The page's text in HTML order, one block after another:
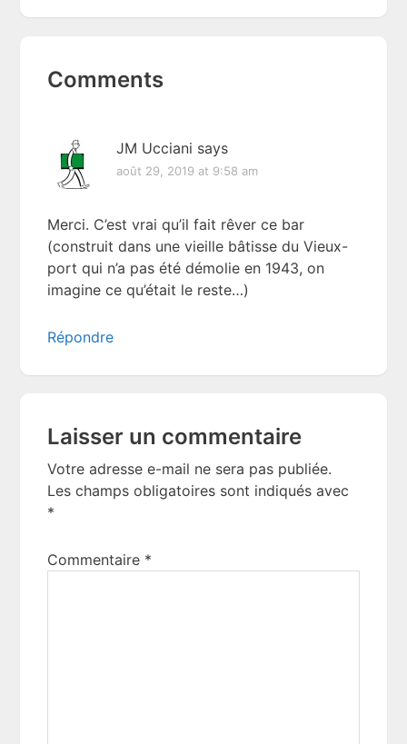
Interactions
Comments
JM Ucciani says
août 29, 2019 at 9:58 am
Merci. C’est vrai qu’il fait rêver ce bar
(construit dans une vieille bâtisse du Vieux-
port qui n’a pas été démolie en 1943, on
imagine ce qu’était le reste…)
Répondre
Laisser un commentaire
Votre adresse e-mail ne sera pas publiée.
Les champs obligatoires sont indiqués avec
*
Commentaire *